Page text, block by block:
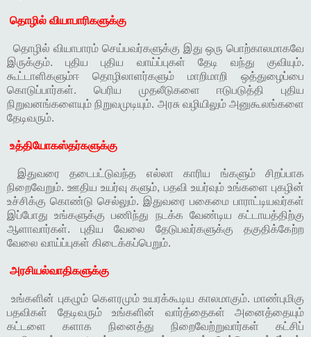
தொழில் வியாபாரிகளுக்கு
தொழில் வியாபாரம் செய்பவர்களுக்கு இது ஒரு பொற்காலமாகவே
இருக்கும். புதிய புதிய வாய்ப்புகள் தேடி வந்து குவியும்.
கூட்டாளிகளும்ஈ தொழிலாளர்களும் மாறிமாறி ஒத்துழைப்பை
கொடுப்பார்கள். பெரிய முதலீடுகளை ஈடுபடுத்தி புதிய
நிறுவனங்களையும் நிறுவமுடியும். அரசு வழியிலும் அனுகூலங்களை
தேடிவரும்.
உத்தியோகஸ்தர்களுக்கு
இதுவரை தடைபட்டுவந்த எல்லா காரிய ங்களும் சிறப்பாக
நிறைவேறும். ஊதிய உயர்வு களும், பதவி உயர்வும் உங்களை புகழின்
உச்சிக்கு கொண்டு செல்லும். இதுவரை பகைமை பாராட்டியவர்கள்
இப்போது உங்களுக்கு பணிந்து நடக்க வேண்டிய கட்டாயத்திற்கு
ஆளாவார்கள். புதிய வேலை தேடுபவர்களுக்கு தகுதிக்கேற்ற
வேலை வாய்ப்புகள் கிடைக்கப்பெறும்.
அரசியல்வாதிகளுக்கு
உங்களின் புகழும் கௌரமும் உயரக்கூடிய காலமாகும். மாண்புமிகு
பதவிகள் தேடிவரும் உங்களின் வார்த்தைகள் அனைத்தையும்
கட்டளை களாக நினைத்து நிறைவேற்றுவார்கள் கட்சிப்